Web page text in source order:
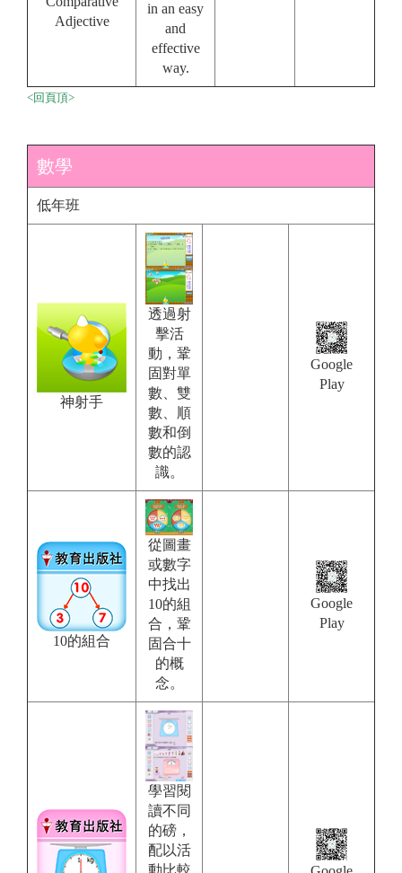
Adjective
in an easy
and
effective
way.
<回頁頂>
數學
低年班
神射手
透過射
擊活
動，鞏
固對單
數、雙
數、順
數和倒
數的認
識。
Google
Play
10的組合
從圖畫
或數字
中找出
10的組
合，鞏
固合十
的概
念。
Google
Play
學習閱
讀不同
的磅，
配以活